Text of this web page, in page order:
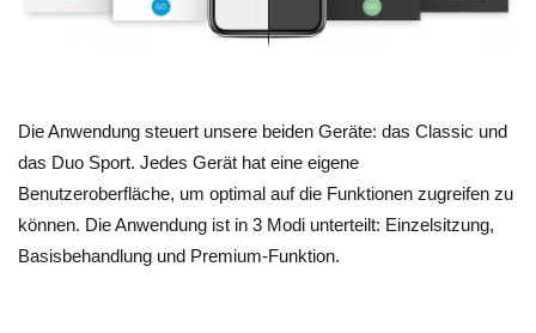
Die Anwendung steuert unsere beiden Geräte: das Classic und
das Duo Sport. Jedes Gerät hat eine eigene
Benutzeroberfläche, um optimal auf die Funktionen zugreifen zu
können. Die Anwendung ist in 3 Modi unterteilt: Einzelsitzung,
Basisbehandlung und Premium-Funktion.